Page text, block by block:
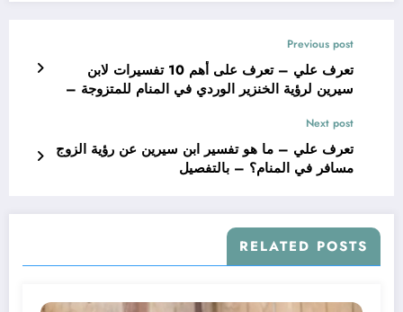
Previous post
تعرف علي – تعرف على أهم 10 تفسيرات لابن
سيرين لرؤية الخنزير الوردي في المنام للمتزوجة –
Next post
تعرف علي – ما هو تفسير ابن سيرين عن رؤية الزوج
مسافر في المنام؟ – بالتفصيل
RELATED POSTS